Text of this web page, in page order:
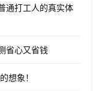
通打工人的真实体
省心又省钱
想象！